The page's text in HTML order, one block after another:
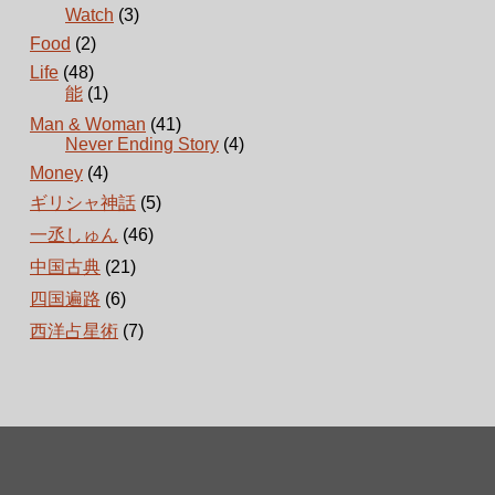
Watch (3)
Food (2)
Life (48)
能 (1)
Man & Woman (41)
Never Ending Story (4)
Money (4)
ギリシャ神話 (5)
一丞しゅん (46)
中国古典 (21)
四国遍路 (6)
西洋占星術 (7)